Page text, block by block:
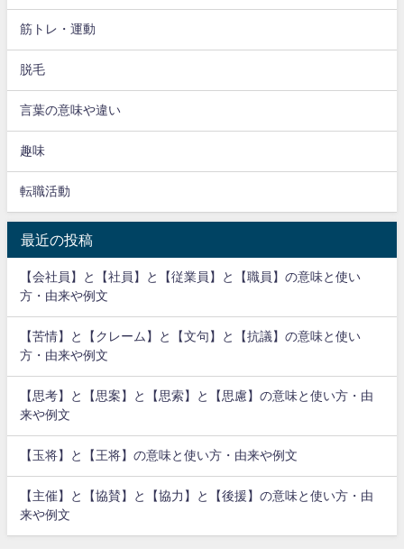
筋トレ・運動
脱毛
言葉の意味や違い
趣味
転職活動
最近の投稿
【会社員】と【社員】と【従業員】と【職員】の意味と使い
方・由来や例文
【苦情】と【クレーム】と【文句】と【抗議】の意味と使い
方・由来や例文
【思考】と【思案】と【思索】と【思慮】の意味と使い方・由
来や例文
【玉将】と【王将】の意味と使い方・由来や例文
【主催】と【協賛】と【協力】と【後援】の意味と使い方・由
来や例文